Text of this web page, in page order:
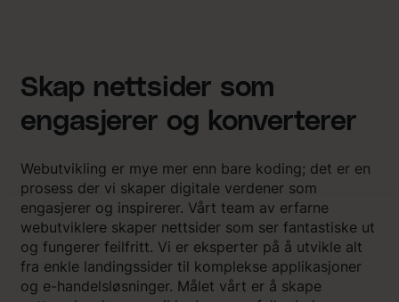
Skap nettsider som
engasjerer og konverterer
Webutvikling er mye mer enn bare koding; det er en
prosess der vi skaper digitale verdener som
engasjerer og inspirerer. Vårt team av erfarne
webutviklere skaper nettsider som ser fantastiske ut
og fungerer feilfritt. Vi er eksperter på å utvikle alt
fra enkle landingssider til komplekse applikasjoner
og e-handelsløsninger. Målet vårt er å skape